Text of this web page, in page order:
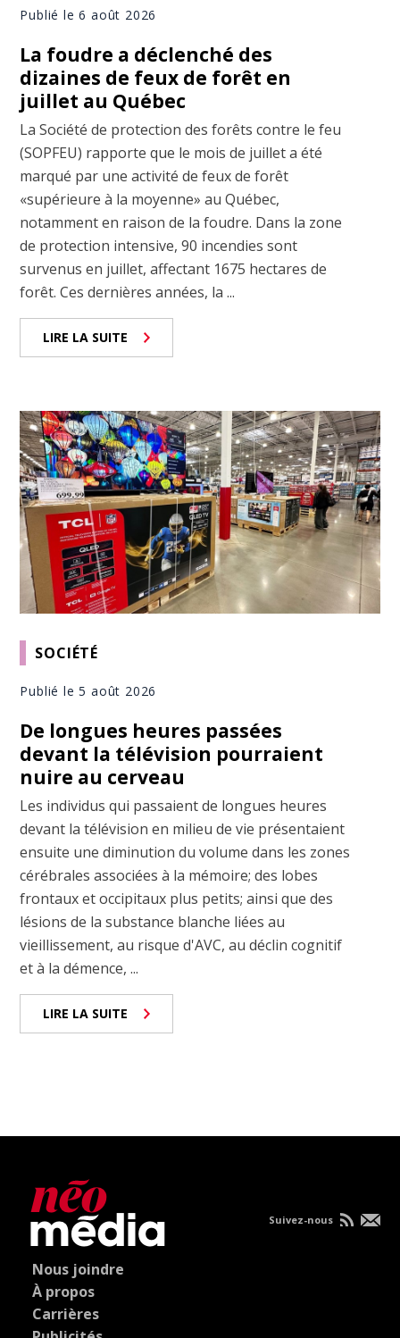
Publié le 6 août 2026
La foudre a déclenché des
dizaines de feux de forêt en
juillet au Québec
La Société de protection des forêts contre le feu
(SOPFEU) rapporte que le mois de juillet a été
marqué par une activité de feux de forêt
«supérieure à la moyenne» au Québec,
notamment en raison de la foudre. Dans la zone
de protection intensive, 90 incendies sont
survenus en juillet, affectant 1675 hectares de
forêt. Ces dernières années, la ...
LIRE LA SUITE
SOCIÉTÉ
Publié le 5 août 2026
De longues heures passées
devant la télévision pourraient
nuire au cerveau
Les individus qui passaient de longues heures
devant la télévision en milieu de vie présentaient
ensuite une diminution du volume dans les zones
cérébrales associées à la mémoire; des lobes
frontaux et occipitaux plus petits; ainsi que des
lésions de la substance blanche liées au
vieillissement, au risque d'AVC, au déclin cognitif
et à la démence, ...
LIRE LA SUITE
Nous joindre
À propos
Carrières
Suivez-nous